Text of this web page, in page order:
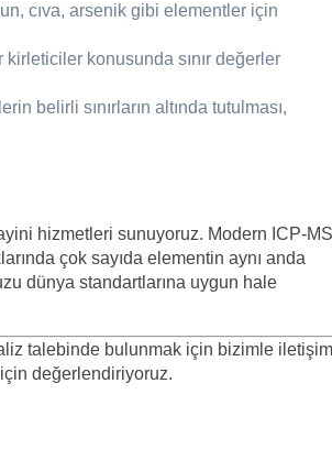
cıva, arsenik gibi elementler için
konusunda sınır değerler
belirli sınırların altında tutulması,
hizmetleri sunuyoruz. Modern ICP-
çok sayıda elementin aynı anda
dünya standartlarına uygun hale
talebinde bulunmak için bizimle
değerlendiriyoruz.